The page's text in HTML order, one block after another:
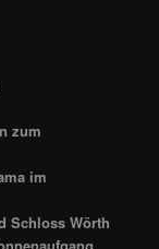
zum
im
Schloss Wörth